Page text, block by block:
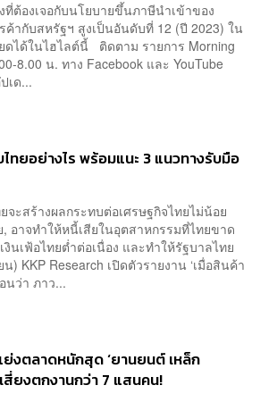
ต้องเจอกับนโยบายขึ้นภาษีนำเข้าของ
ค้ากับสหรัฐฯ สูงเป็นอันดับที่ 12 (ปี 2023) ใน
ดได้ในไฮไลต์นี้ ติดตาม รายการ Morning
8.00 น. ทาง Facebook และ YouTube
เด...
ไทยอย่างไร พร้อมแนะ 3 แนวทางรับมือ
จะสร้างผลกระทบต่อเศรษฐกิจไทยไม่น้อย
อาจทำให้หนี้เสียในอุตสาหกรรมที่ไทยขาด
นเฟ้อไทยต่ำต่อเนื่อง และทำให้รัฐบาลไทย
KKP Research เปิดตัวรายงาน ‘เมื่อสินค้า
นว่า ภาว...
งตลาดหนักสุด ‘ยานยนต์ เหล็ก
สี่ยงตกงานกว่า 7 แสนคน!